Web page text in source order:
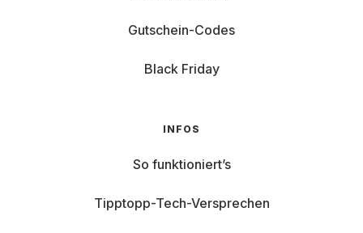
Gutschein-Codes
Black Friday
INFOS
So funktioniert’s
Tipptopp-Tech-Versprechen